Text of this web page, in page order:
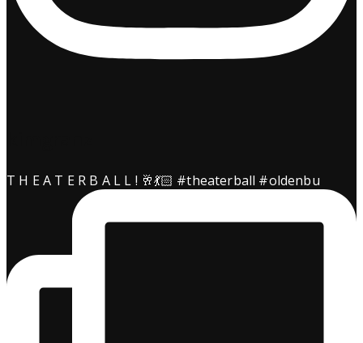
T H E A T E R B A L L ! 🥂💃🏻 #theaterball #oldenbu